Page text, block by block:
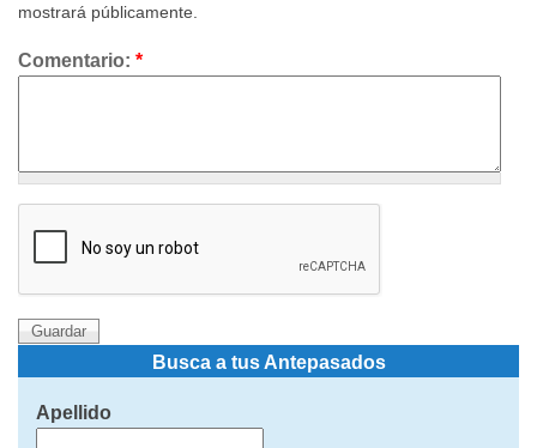
mostrará públicamente.
Comentario: *
Busca a tus Antepasados
Apellido